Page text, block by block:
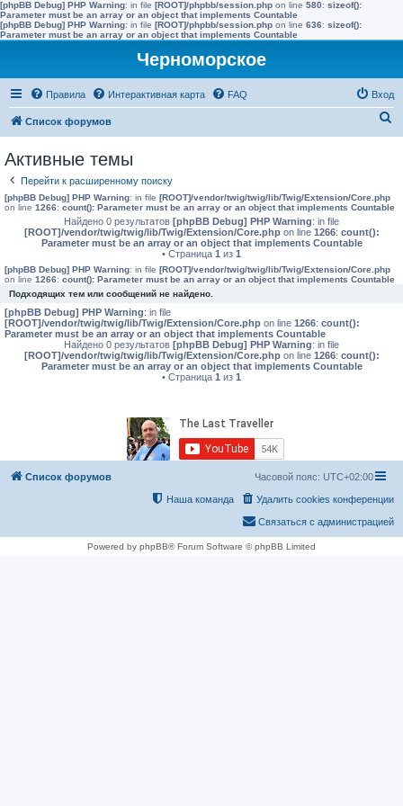
[phpBB Debug] PHP Warning: in file [ROOT]/phpbb/session.php on line 580: sizeof():
Parameter must be an array or an object that implements Countable
[phpBB Debug] PHP Warning: in file [ROOT]/phpbb/session.php on line 636: sizeof():
Parameter must be an array or an object that implements Countable
Черноморское
Правила Интерактивная карта FAQ Вход
Список форумов
к
Активные темы
Перейти к расширенному поиску
[phpBB Debug] PHP Warning: in file [ROOT]/vendor/twig/twig/lib/Twig/Extension/Core.php
on line 1266: count(): Parameter must be an array or an object that implements Countable
Найдено 0 результатов [phpBB Debug] PHP Warning: in file
[ROOT]/vendor/twig/twig/lib/Twig/Extension/Core.phpon line 1266: count():
Parameter must be an array or an object that implements Countable
• Страница 1 из 1
[phpBB Debug] PHP Warning: in file [ROOT]/vendor/twig/twig/lib/Twig/Extension/Core.php
on line 1266: count(): Parameter must be an array or an object that implements Countable
Подходящих тем или сообщений не найдено.
[phpBB Debug] PHP Warning: in file
[ROOT]/vendor/twig/twig/lib/Twig/Extension/Core.php on line 1266: count():
Parameter must be an array or an object that implements Countable
Найдено 0 результатов [phpBB Debug] PHP Warning: in file
[ROOT]/vendor/twig/twig/lib/Twig/Extension/Core.phpon line 1266: count():
Parameter must be an array or an object that implements Countable
• Страница 1 из 1
Список форумов Часовой пояс: UTC+02:00
Удалить cookies конференции
Наша команда
Связаться с администрацией
Powered by phpBB® Forum Software © phpBB Limited